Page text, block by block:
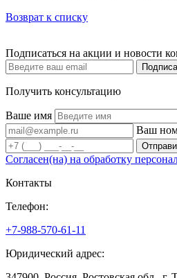
Возврат к списку
Подписаться на акции и новости
Получить консультацию
Ваше имя
Ваш
Согласен(на) на обработку
Контакты
Телефон:
+7-988-570-61-11
Юридический адрес: